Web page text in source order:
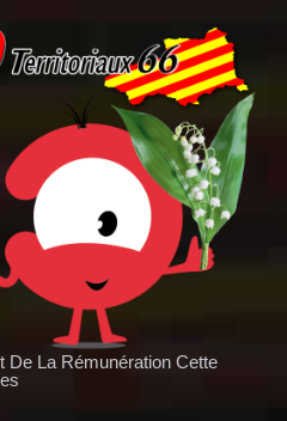
De La Rémunération Cette